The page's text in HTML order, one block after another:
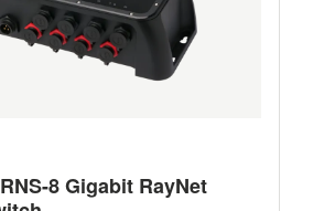
8 Gigabit RayNet